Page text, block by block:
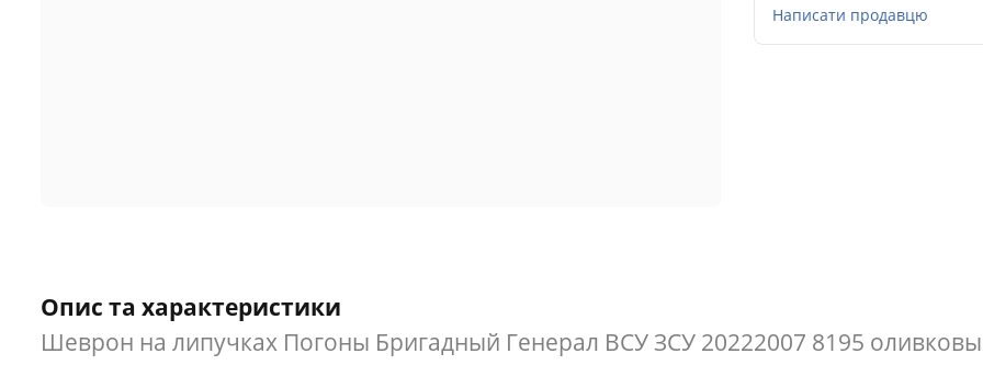
Написати продавцю
Опис та характеристики
Шеврон на липучках Погоны Бригадный Генерал ВСУ ЗСУ 20222007 8195